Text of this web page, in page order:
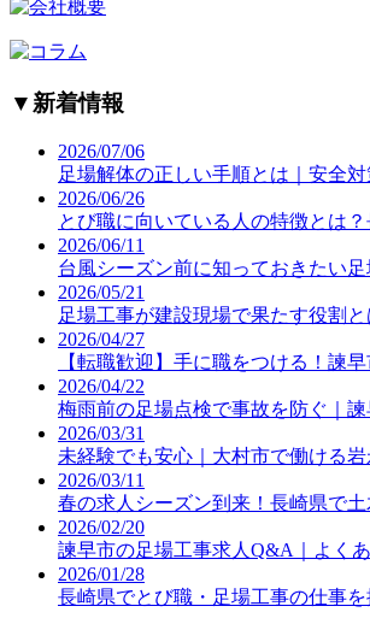
▼ 新着情報
2026/07/06
足場解体の正しい手順とは｜安全
2026/06/26
とび職に向いている人の特徴とは
2026/06/11
台風シーズン前に知っておきたい
2026/05/21
足場工事が建設現場で果たす役割
2026/04/27
【転職歓迎】手に職をつける！諫
2026/04/22
梅雨前の足場点検で事故を防ぐ｜
2026/03/31
未経験でも安心｜大村市で働ける
2026/03/11
春の求人シーズン到来！長崎県で
2026/02/20
諫早市の足場工事求人Q&A｜よく
2026/01/28
長崎県でとび職・足場工事の仕事